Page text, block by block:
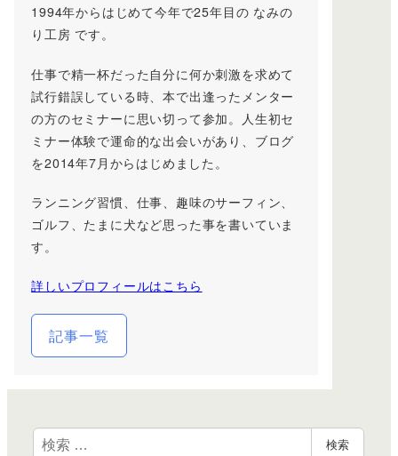
1994年からはじめて今年で25年目の なみの
り工房 です。
仕事で精一杯だった自分に何か刺激を求めて
試行錯誤している時、本で出逢ったメンター
の方のセミナーに思い切って参加。人生初セ
ミナー体験で運命的な出会いがあり、ブログ
を2014年7月からはじめました。
ランニング習慣、仕事、趣味のサーフィン、
ゴルフ、たまに犬など思った事を書いていま
す。
詳しいプロフィールはこちら
記事一覧
検
検索